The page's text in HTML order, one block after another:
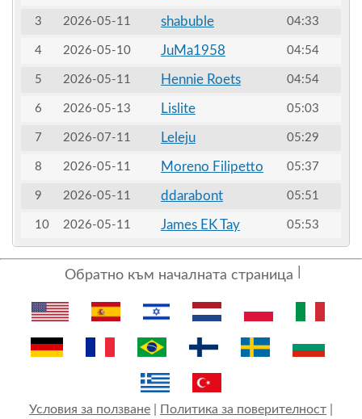
3 2026-05-11 shabuble 04:33
4 2026-05-10 JuMa1958 04:54
5 2026-05-11 Hennie Roets 04:54
6 2026-05-13 Lislite 05:03
7 2026-07-11 Leleju 05:29
8 2026-05-11 Moreno Filipetto 05:37
9 2026-05-11 ddarabont 05:51
10 2026-05-11 James EK Tay 05:53
Обратно към началната страница
Условия за ползване Политика за поверителност